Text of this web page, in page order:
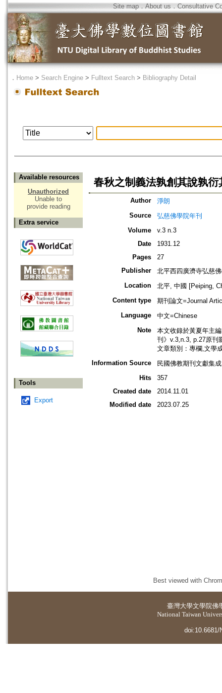
Site map．About us ． Consultative
． Home > Search Engine > Fulltext Search > Bibliography Detail
Available resources
Unauthorized
Unable to
provide reading
Extra service
Tools
Export
春秋之制義法孰創其說孰衍
Author
淨朗
Source
弘慈佛學院年刊
Volume
v.3 n.3
Date
1931.12
Pages
27
Publisher
北平西四廣濟寺弘慈
Location
北平, 中國 [Peiping,
Content type
期刊論文=Journal
Language
中文=Chinese
Note
本文收錄於黃夏年主
刊》v.3,n.3, p.27原刊
文章類別：專欄,文學
Information Source
民國佛教期刊文獻集
Hits
357
Created date
2014.11.01
Modified date
2023.07.25
Best viewed with
臺灣大學文學院佛
National Taiwan
doi:10.6681/